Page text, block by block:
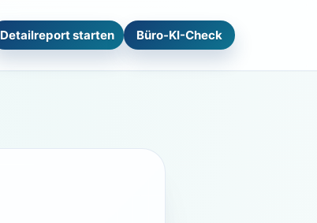
Detailreport starten Büro-KI-Check